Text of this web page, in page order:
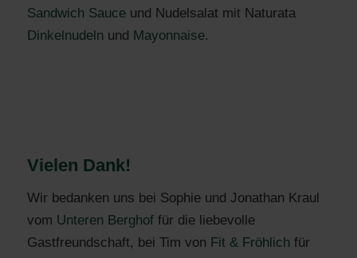
Sandwich Sauceund Nudelsalat mit Naturata
Dinkelnudeln und Mayonnaise.
Vielen Dank!
Wir bedanken uns bei Sophie und Jonathan Kraul
vom Unteren Berghoffür die liebevolle
Gastfreundschaft, bei Tim von Fit & Fröhlich für